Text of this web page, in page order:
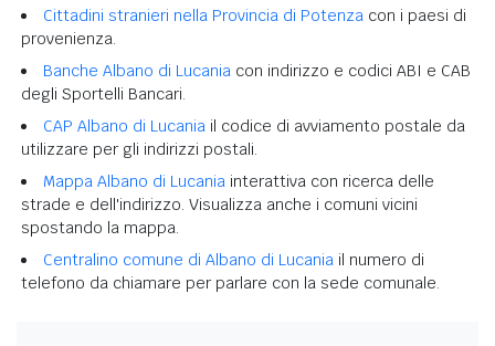
Cittadini stranieri nella Provincia di Potenza con i paesi di
provenienza.
Banche Albano di Lucania con indirizzo e codici ABI e CAB
degli Sportelli Bancari.
CAP Albano di Lucania il codice di avviamento postale da
utilizzare per gli indirizzi postali.
Mappa Albano di Lucania interattiva con ricerca delle
strade e dell'indirizzo. Visualizza anche i comuni vicini
spostando la mappa.
Centralino comune di Albano di Lucania il numero di
telefono da chiamare per parlare con la sede comunale.